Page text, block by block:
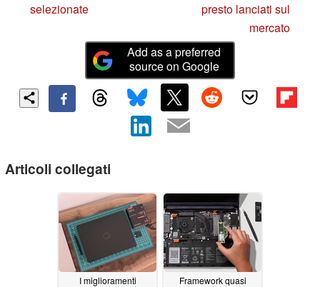
selezionate
presto lanciati sul
mercato
Add as a preferred
source on Google
Articoli collegati
I miglioramenti
Framework quasi